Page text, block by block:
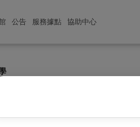
公告 服務據點 協助中心